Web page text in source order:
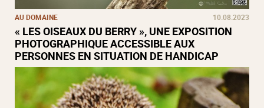
AU DOMAINE 10.08.2023
« LES OISEAUX DU BERRY », UNE EXPOSITION
PHOTOGRAPHIQUE ACCESSIBLE AUX
PERSONNES EN SITUATION DE HANDICAP